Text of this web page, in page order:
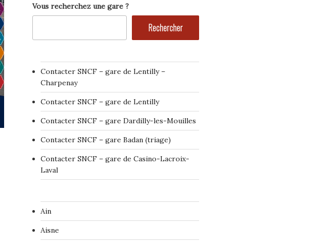
Vous recherchez une gare ?
Rechercher
Contacter SNCF – gare de Lentilly –
Charpenay
Contacter SNCF – gare de Lentilly
Contacter SNCF – gare Dardilly-les-Mouilles
Contacter SNCF – gare Badan (triage)
Contacter SNCF – gare de Casino-Lacroix-
Laval
Ain
Aisne